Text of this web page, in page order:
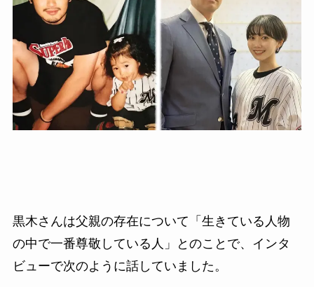
黒木さんは父親の存在について「生きている人物
の中で一番尊敬している人」とのことで、インタ
ビューで次のように話していました。